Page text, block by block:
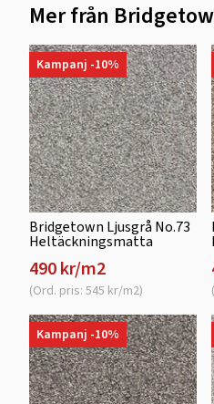
Mer från
Kampanj -10%
Bridgetown Ljusgrå No.73
Heltäckningsmatta
490 kr/m2
(Ord. pris: 545 kr/m2)
Kampanj -10%